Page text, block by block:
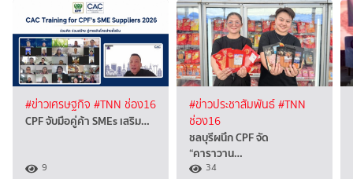
#ข่าวเศรษฐกิจ #TNN ช่อง16
CPF จับมือคู่ค้า SMEs เสริม…
9
#ข่าวประชาสัมพันธ์#TNN
ช่อง16
ชลบุรีผนึก CPF จัด
“คาราวาน…
34